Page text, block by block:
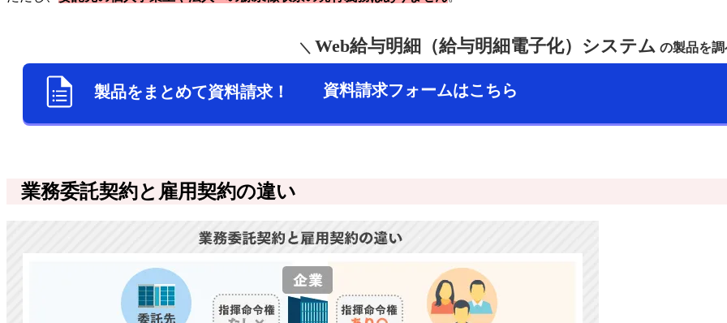
＼ Web給与明細（給与明細電子化）システム の製品を
製品をまとめて資料請求！ 資料請求フォームはこちら
業務委託契約と雇用契約の違い